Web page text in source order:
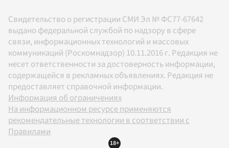
Свидетельство о регистрации СМИ Эл № ФС77-67642
выдано федеральной службой по надзору в сфере
связи, информационных технологий и массовых
коммуникаций (Роскомнадзор) 10.11.2016 г. Редакция не
несет ответственности за достоверность информации,
содержащейся в рекламных объявлениях. Редакция не
предоставляет справочной информации.
Информация об ограничениях
На информационном ресурсе применяются
рекомендательные технологии в соответствии с
Правилами
18+